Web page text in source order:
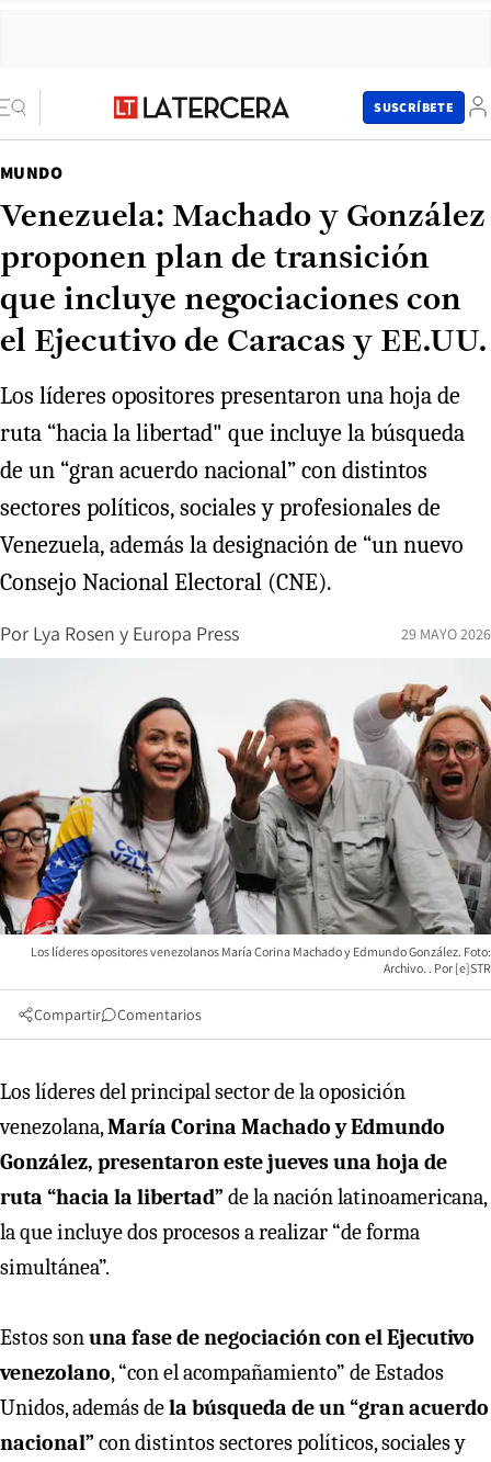
SUSCRÍBETE
MUNDO
Venezuela: Machado y González
proponen plan de transición
que incluye negociaciones con
el Ejecutivo de Caracas y EE.UU.
Los líderes opositores presentaron una hoja de
ruta “hacia la libertad" que incluye la búsqueda
de un “gran acuerdo nacional” con distintos
sectores políticos, sociales y profesionales de
Venezuela, además la designación de “un nuevo
Consejo Nacional Electoral (CNE).
Por Lya Rosen y Europa Press 29 MAYO 2026
Los líderes opositores venezolanos María Corina Machado y Edmundo González. Foto:
Archivo.
[e]STR
Compartir Comentarios
Los líderes del principal sector de la oposición
venezolana,María Corina Machado y Edmundo
González, presentaron este jueves una hoja de
ruta “hacia la libertad” de la nación latinoamericana,
la que incluye dos procesos a realizar “de forma
simultánea”.
Estos sonuna fase de negociación con el Ejecutivo
venezolano, “con el acompañamiento” de Estados
Unidos, además dela búsqueda de un “gran acuerdo
nacional” con distintos sectores políticos, sociales y